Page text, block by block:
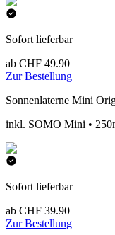
Sofort lieferbar
ab CHF 49.90
Zur Bestellung
Sonnenlaterne Mini
inkl. SOMO Mini •
Sofort lieferbar
ab CHF 39.90
Zur Bestellung